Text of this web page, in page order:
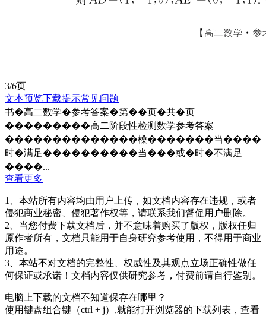
3/6页
文本预览下载提示常见问题
书�高二数学�参考答案�第��页�共�页
���������高二阶段性检测数学参考答案
��������������槡�������当����
时�满足����������当���或�时�不满足
����...
查看更多
1、本站所有内容均由用户上传，如文档内容存在违规，或者
侵犯商业秘密、侵犯著作权等，请联系我们督促用户删除。
2、当您付费下载文档后，并不意味着购买了版权，版权任归
原作者所有，文档只能用于自身研究参考使用，不得用于商业
用途。
3、本站不对文档的完整性、权威性及其观点立场正确性做任
何保证或承诺！文档内容仅供研究参考，付费前请自行鉴别。
电脑上下载的文档不知道保存在哪里？
使用键盘组合键（ctrl + j）,就能打开浏览器的下载列表，查看